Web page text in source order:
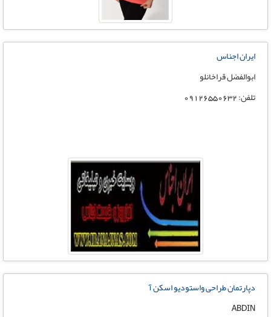
ایران اجناس
ابوالفضل قراخانلو
تلفن: 09126550632
دپارتمان طراحی واستودیو اسکن آ
ABDIN